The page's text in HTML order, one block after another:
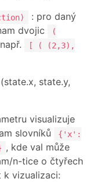
: pro daný
dvojic
(
[ ( (2,3),
state.y,
visualizuje
slovníků
{'x':
, kde val může
n-tice o čtyřech
k vizualizaci: